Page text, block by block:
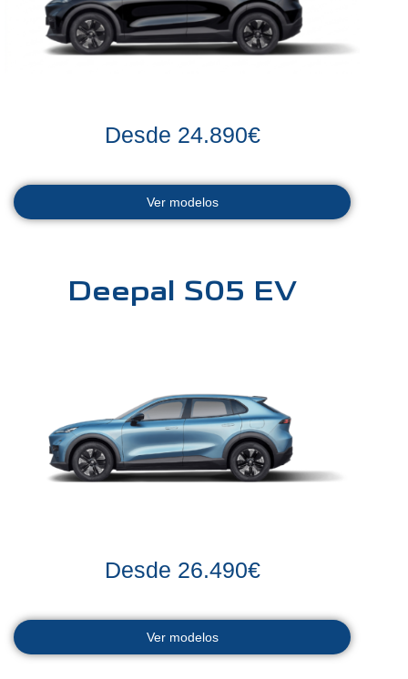
Desde 24.890€
Ver modelos
Deepal S05 EV
Desde 26.490€
Ver modelos